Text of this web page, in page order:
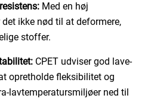
Med en høj
ikke nød til at deformere,
stoffer.
CPET udviser god lave-
opretholde fleksibilitet og
lavtemperatursmiljøer ned til